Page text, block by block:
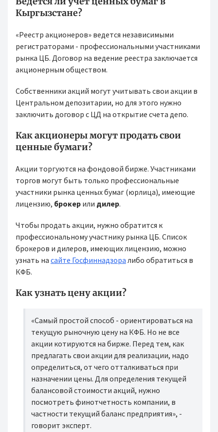
Кыргызстане?
«Реестр акционеров» ведется независимыми
регистраторами - профессиональными участниками
рынка ЦБ. Договор на ведение реестра заключается
акционерным обществом.
Собственники акций могут учитывать свои акции в
Центральном депозитарии, но для этого нужно
заключить договор с ЦД на открытие счета депо.
Как акционеры могут продать свои
ценные бумаги?
Акции торгуются на фондовой бирже. Участниками
торгов могут быть только профессиональные
участники рынка ценных бумаг (юрлица), имеющие
лицензию, брокер или дилер.
Чтобы продать акции, нужно обратится к
профессиональному участнику рынка ЦБ. Список
брокеров и дилеров, имеющих лицензию, можно
узнать на сайте Госфиннадзора либо обратиться в
КФБ.
Как узнать цену акции?
«Самый простой способ - ориентироваться на
текущую рыночную цену на КФБ. Но не все
акции котируются на бирже. Перед тем, как
предлагать свои акции для реализации, надо
определиться, от чего отталкиваться при
назначении цены. Для определения текущей
балансовой стоимости акций, нужно
посмотреть финотчетность компании, в
частности текущий баланс предприятия», -
говорит эксперт.